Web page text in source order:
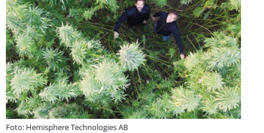
Foto: Hemisphere Technologies AB